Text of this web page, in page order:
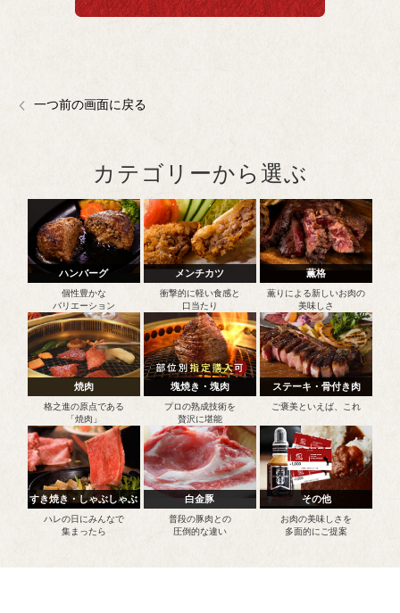
一つ前の画面に戻る
カテゴリーから選ぶ
ハンバーグ
個性豊かな
バリエーション
メンチカツ
衝撃的に軽い食感と
口当たり
薫格
薫りによる新しいお肉の
美味しさ
焼肉
格之進の原点である
「焼肉」
塊焼き・塊肉
プロの熟成技術を
贅沢に堪能
ステーキ・骨付き肉
ご褒美といえば、これ
すき焼き・しゃぶしゃぶ
ハレの日にみんなで
集まったら
白金豚
普段の豚肉との
圧倒的な違い
その他
お肉の美味しさを
多面的にご提案